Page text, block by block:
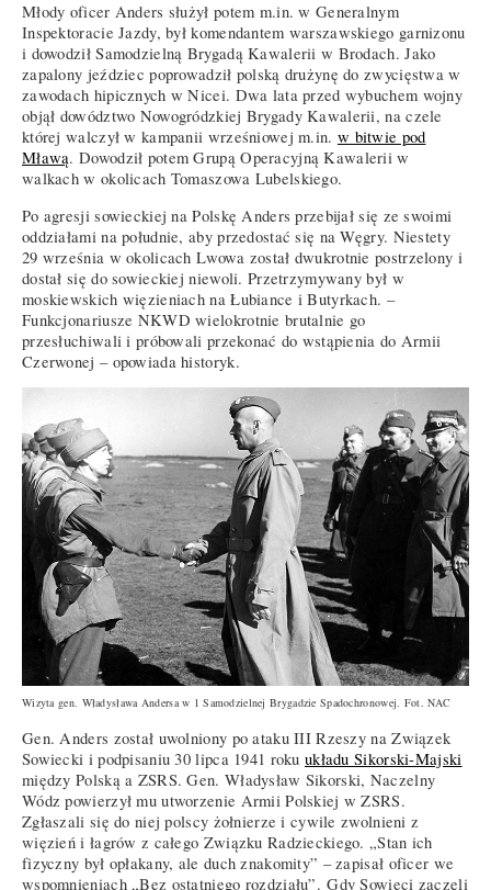
Młody oficer Anders służył potem m.in. w Generalnym
Inspektoracie Jazdy, był komendantem warszawskiego garnizonu
i dowodził Samodzielną Brygadą Kawalerii w Brodach. Jako
zapalony jeździec poprowadził polską drużynę do zwycięstwa w
zawodach hipicznych w Nicei. Dwa lata przed wybuchem wojny
objął dowództwo Nowogródzkiej Brygady Kawalerii, na czele
której walczył w kampanii wrześniowej m.in. w bitwie pod
Mławą. Dowodził potem Grupą Operacyjną Kawalerii w
walkach w okolicach Tomaszowa Lubelskiego.
Po agresji sowieckiej na Polskę Anders przebijał się ze swoimi
oddziałami na południe, aby przedostać się na Węgry. Niestety
29 września w okolicach Lwowa został dwukrotnie postrzelony i
dostał się do sowieckiej niewoli. Przetrzymywany był w
moskiewskich więzieniach na Łubiance i Butyrkach. –
Funkcjonariusze NKWD wielokrotnie brutalnie go
przesłuchiwali i próbowali przekonać do wstąpienia do Armii
Czerwonej – opowiada historyk.
Wizyta gen. Władysława Andersa w 1 Samodzielnej Brygadzie Spadochronowej. Fot. NAC
Gen. Anders został uwolniony po ataku III Rzeszy na Związek
Sowiecki i podpisaniu 30 lipca 1941 rokuukładu Sikorski-Majski
między Polską a ZSRS. Gen. Władysław Sikorski, Naczelny
Wódz powierzył mu utworzenie Armii Polskiej w ZSRS.
Zgłaszali się do niej polscy żołnierze i cywile zwolnieni z
więzień i łagrów z całego Związku Radzieckiego. „Stan ich
fizyczny był opłakany, ale duch znakomity” – zapisał oficer we
wspomnieniach „Bez ostatniego rozdziału”. Gdy Sowieci zaczęli